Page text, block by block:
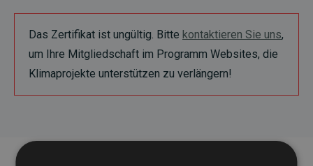
Das Zertifikat ist ungültig. Bitte kontaktieren Sie uns,
um Ihre Mitgliedschaft im Programm Websites, die
Klimaprojekte unterstützen zu verlängern!